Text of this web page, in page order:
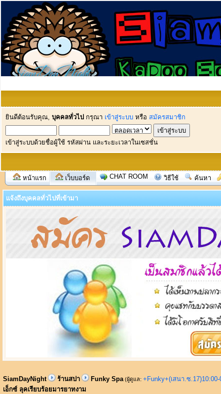
ยินดีต้อนรับคุณ, บุคคลทั่วไป กรุณา เข้าสู่ระบบ หรือ สมัครสมาชิก
เข้าสู่ระบบด้วยชื่อผู้ใช้ รหัสผ่าน และระยะเวลาในเซสชั่น
หน้าแรก เว็บบอร์ด CHAT ROOM วิธีใช้ ค้นหา
แจ้งถึงบุคคลทั่วไปที่เข้ามา
SiamDayNight ร้านสปา Funky Spa (ผู้ดูแล: +Funky+(เสนา.ซ
เอ็กซ์ ลุคเรียบร้อยมารยาทงาม